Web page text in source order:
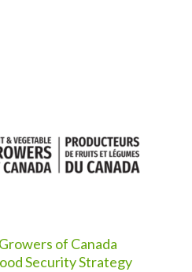
of Canada
Security Strategy